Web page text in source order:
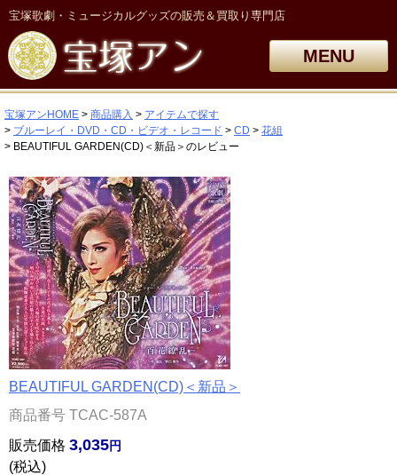
宝塚歌劇・ミュージカルグッズの販売＆買取り専門店
MENU
宝塚アンHOME 商品購入
アイテムで探す
ブルーレイ・DVD・CD・ビデオ・レコード
CD
花組
BEAUTIFUL GARDEN(CD)＜新品＞のレビュー
BEAUTIFUL GARDEN(CD)＜新品＞
商品番号 TCAC-587A
販売価格 3,035
税込